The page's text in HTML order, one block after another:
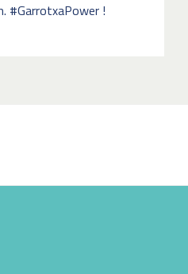
#GarrotxaPower !